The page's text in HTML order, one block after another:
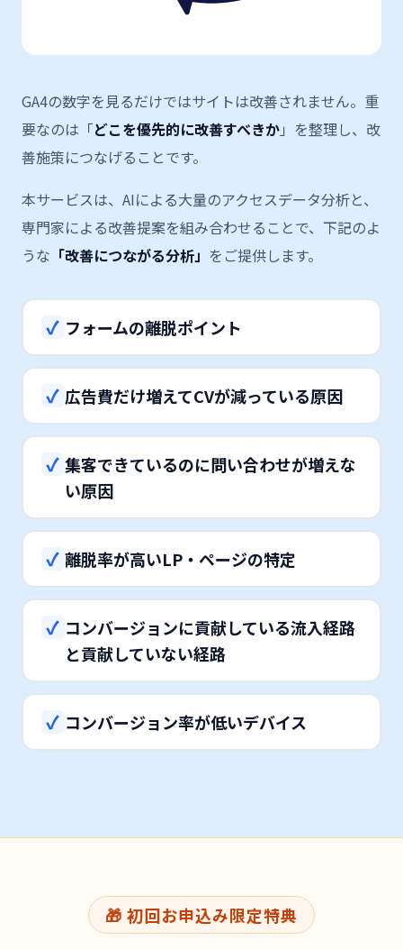
GA4の数字を見るだけではサイトは改善されません。重
要なのは「どこを優先的に改善すべきか」を整理し、改
善施策につなげることです。
本サービスは、AIによる大量のアクセスデータ分析と、
専門家による改善提案を組み合わせることで、下記のよ
うな 「改善につながる分析」 をご提供します。
✓ フォームの離脱ポイント
✓ 広告費だけ増えてCVが減っている原因
✓ 集客できているのに問い合わせが増えな
い原因
✓ 離脱率が高いLP・ページの特定
✓ コンバージョンに貢献している流入経路
と貢献していない経路
✓ コンバージョン率が低いデバイス
🎁 初回お申込み限定特典